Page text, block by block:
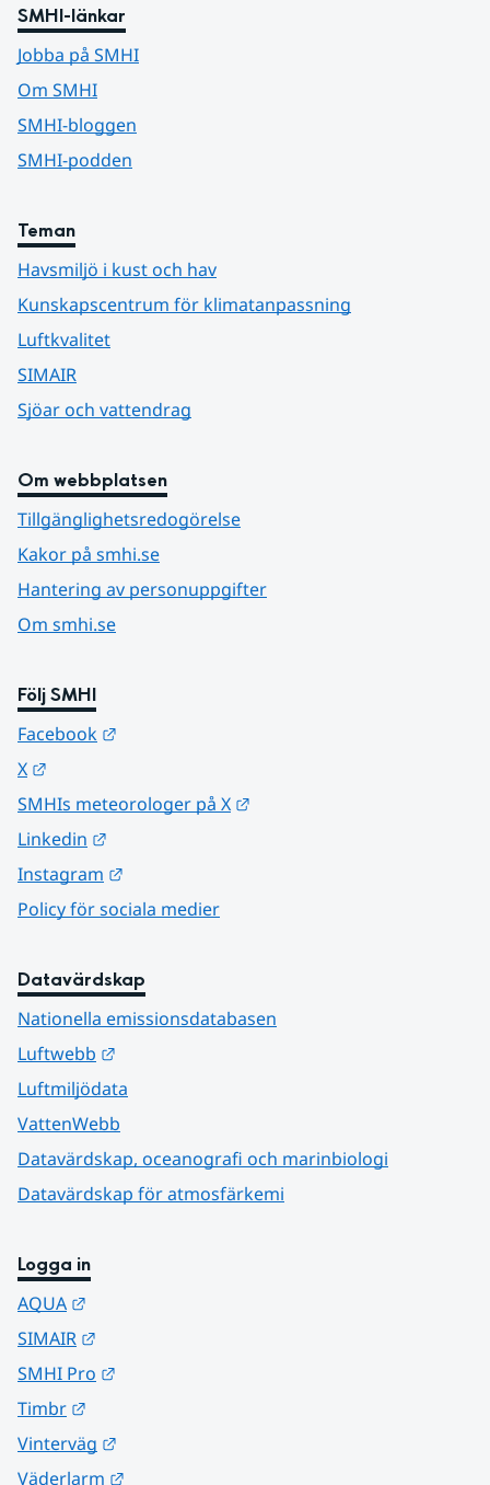
SMHI-länkar
Jobba på SMHI
Om SMHI
SMHI-bloggen
SMHI-podden
Teman
Havsmiljö i kust och hav
Kunskapscentrum för klimatanpassning
Luftkvalitet
SIMAIR
Sjöar och vattendrag
Om webbplatsen
Tillgänglighetsredogörelse
Kakor på smhi.se
Hantering av personuppgifter
Om smhi.se
Följ SMHI
Facebook
X
SMHIs meteorologer på X
Linkedin
Instagram
Policy för sociala medier
Datavärdskap
Nationella emissionsdatabasen
Luftwebb
Luftmiljödata
VattenWebb
Datavärdskap, oceanografi och marinbiologi
Datavärdskap för atmosfärkemi
Logga in
AQUA
SIMAIR
SMHI Pro
Timbr
Vinterväg
Väderlarm